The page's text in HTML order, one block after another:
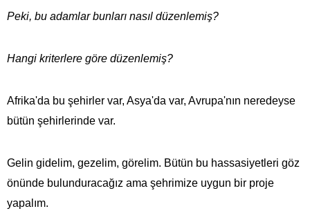
Peki, bu adamlar bunları nasıl düzenlemiş?
Hangi kriterlere göre düzenlemiş?
Afrika'da bu şehirler var, Asya'da var, Avrupa'nın neredeyse
bütün şehirlerinde var.
Gelin gidelim, gezelim, görelim. Bütün bu hassasiyetleri göz
önünde bulunduracağız ama şehrimize uygun bir proje
yapalım.